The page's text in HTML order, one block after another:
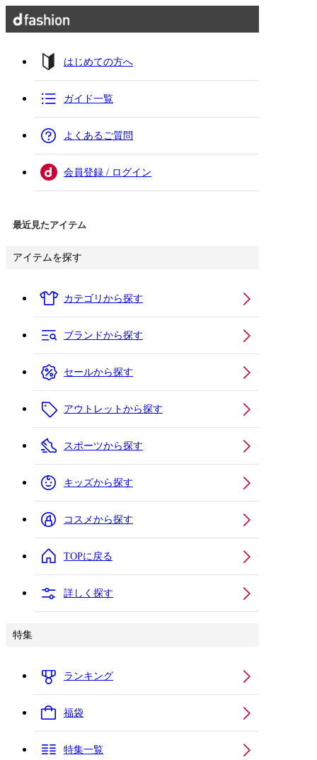
はじめての方へ
ガイド一覧
よくあるご質問
会員登録 / ログイン
最近見たアイテム
アイテムを探す
カテゴリから探す
ブランドから探す
セールから探す
アウトレットから探す
スポーツから探す
キッズから探す
コスメから探す
TOPに戻る
詳しく探す
特集
ランキング
福袋
特集一覧